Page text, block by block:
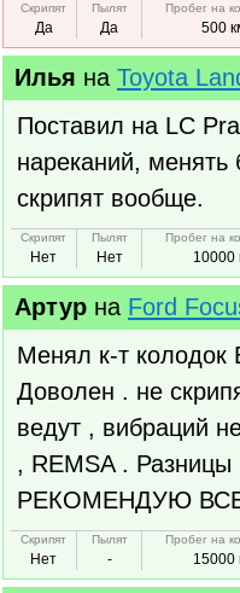
Скрипят
Да
Пылят
Да
Пробег на
500
Илья на Toyota
Поставил на LC
нареканий, менять
скрипят вообще.
Скрипят
Нет
Пылят
Нет
Пробег на
10000
Артур на Ford
Менял к-т колодок
Доволен . не
ведут , вибраций
, REMSA . Разницы
РЕКОМЕНДУЮ ВСЕМ
Скрипят
Нет
Пылят
-
Пробег на
15000